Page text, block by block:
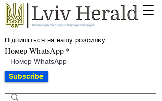
Підпишіться на нашу розсилку
Номер WhatsApp
Subscribe